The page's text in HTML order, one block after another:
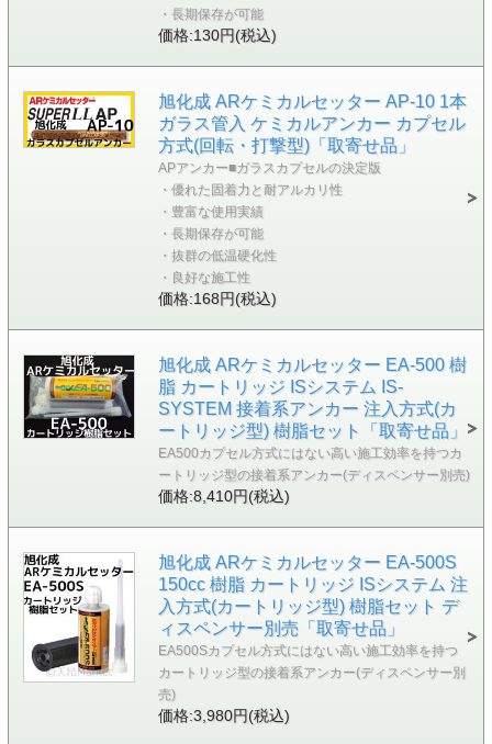
・長期保存が可能
価格:130円(税込)
旭化成 ARケミカルセッター AP-10 1本
ガラス管入 ケミカルアンカー カプセル
方式(回転・打撃型)「取寄せ品」
APアンカー■ガラスカプセルの決定版
・優れた固着力と耐アルカリ性
・豊富な使用実績
・長期保存が可能
・抜群の低温硬化性
・良好な施工性
価格:168円(税込)
旭化成 ARケミカルセッター EA-500 樹
脂 カートリッジ ISシステム IS-
SYSTEM 接着系アンカー 注入方式(カ
ートリッジ型) 樹脂セット「取寄せ品」
EA500カプセル方式にはない高い施工効率を持つカ
ートリッジ型の接着系アンカー(ディスペンサー別売)
価格:8,410円(税込)
旭化成 ARケミカルセッター EA-500S
150cc 樹脂 カートリッジ ISシステム 注
入方式(カートリッジ型) 樹脂セット デ
ィスペンサー別売「取寄せ品」
EA500Sカプセル方式にはない高い施工効率を持つ
カートリッジ型の接着系アンカー(ディスペンサー別
売)
価格:3,980円(税込)